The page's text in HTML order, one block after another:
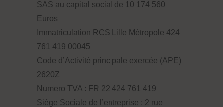
SAS au capital social de 10 174 560
Euros
Immatriculation RCS Lille Métropole 424
761 419 00045
Code d’Activité principale exercée (APE)
2620Z
Numero TVA : FR 22 424 761 419
Siège Sociale de l’entreprise : 2 rue